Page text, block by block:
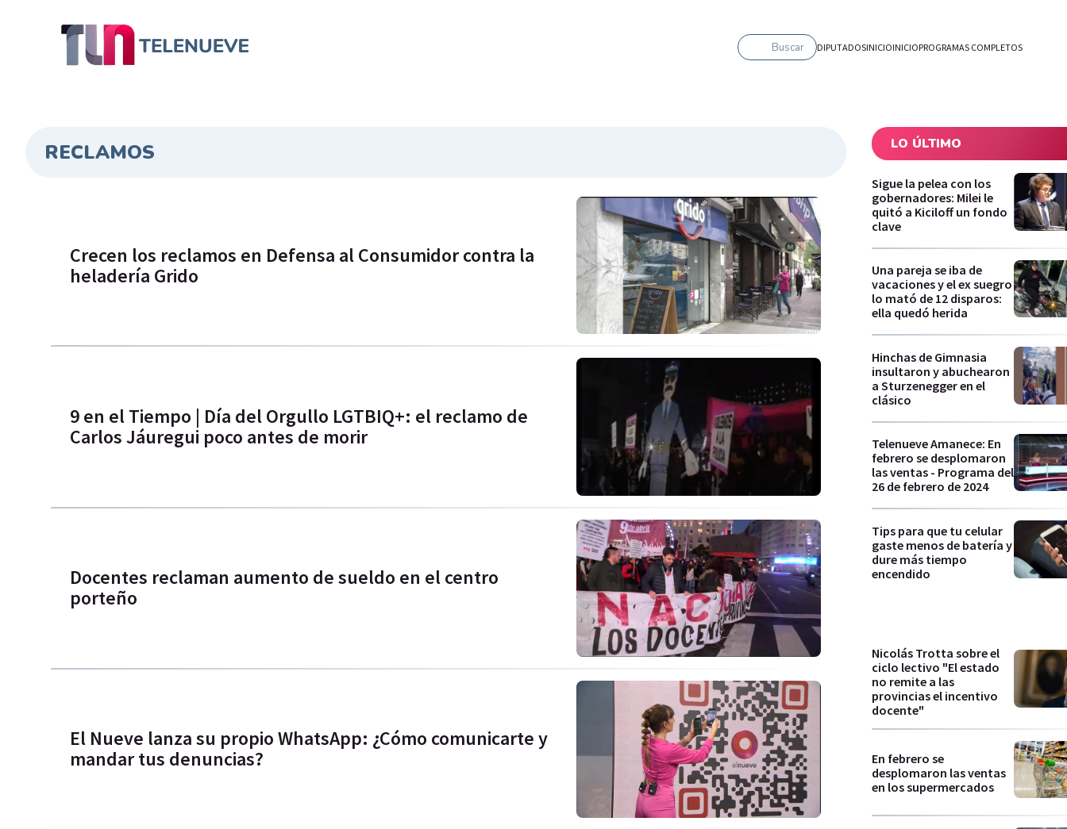
Buscar DIPUTADOSINICIOINICIOPROGRAMAS COMPLETOS
RECLAMOS
Crecen los reclamos en Defensa al Consumidor contra la
heladería Grido
9 en el Tiempo | Día del Orgullo LGTBIQ+: el reclamo de
Carlos Jáuregui poco antes de morir
Docentes reclaman aumento de sueldo en el centro
porteño
El Nueve lanza su propio WhatsApp: ¿Cómo comunicarte y
mandar tus denuncias?
LO ÚLTIMO
Sigue la pelea con los
gobernadores: Milei le
quitó a Kiciloff un fondo
clave
Una pareja se iba de
vacaciones y el ex suegro
lo mató de 12 disparos:
ella quedó herida
Hinchas de Gimnasia
insultaron y abuchearon
a Sturzenegger en el
clásico
Telenueve Amanece: En
febrero se desplomaron
las ventas - Programa del
26 de febrero de 2024
Tips para que tu celular
gaste menos de batería y
dure más tiempo
encendido
Nicolás Trotta sobre el
ciclo lectivo "El estado
no remite a las
provincias el incentivo
docente"
En febrero se
desplomaron las ventas
en los supermercados